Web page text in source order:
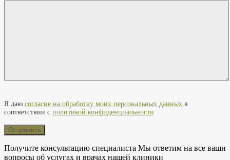
Я даю согласие на обработку моих персональных данных в
соответствии с политикой конфиденциальности
Получите консультацию специалиста Мы ответим на все ваши
вопросы об услугах и врачах нашей клиники